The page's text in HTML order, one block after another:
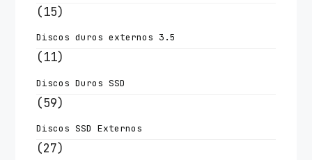
(15)
Discos duros externos 3.5
(11)
Discos Duros SSD
(59)
Discos SSD Externos
(27)